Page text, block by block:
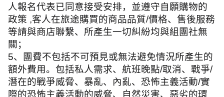
人報名代表已同意接受安排，並遵守自願購物的
政策 ,客人在旅途購買的商品品質/價格、售後服務
等請與商店聯繫、所產生一切糾紛均與組團社無
關；
5、團費不包括不可預見或無法避免情況所產生的
額外費用。包括私人需求、航班晚點/取消、戰爭/
潛在的戰爭威脅、暴亂、內亂、恐怖主義活動/實
際的恐怖主義活動的威脅、自然災害、惡劣的環